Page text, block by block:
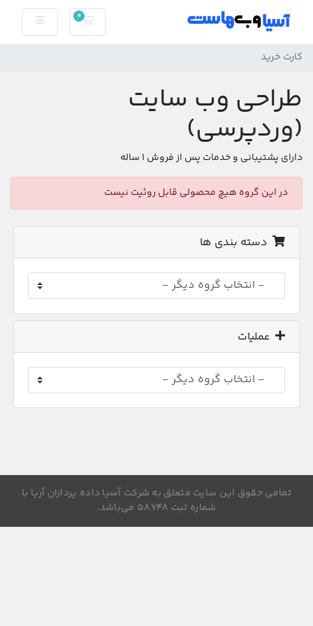
0
کارت خرید
کارت خرید
طراحی وب سایت
(وردپرسی)
دارای پشتیبانی و خدمات پس از فروش 1 ساله
در این گروه هیچ محصولی قابل روئیت نیست
دسته بندی ها
عملیات
تمامی حقوق این سایت متعلق به شرکت آسیا داده پردازان آریا با
شماره ثبت ۵۸۷۴۸ می‌باشد.